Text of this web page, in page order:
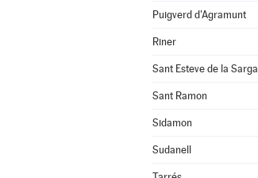
Puigverd d'Agramunt
Riner
Sant Esteve de la Sarga
Sant Ramon
Sidamon
Sudanell